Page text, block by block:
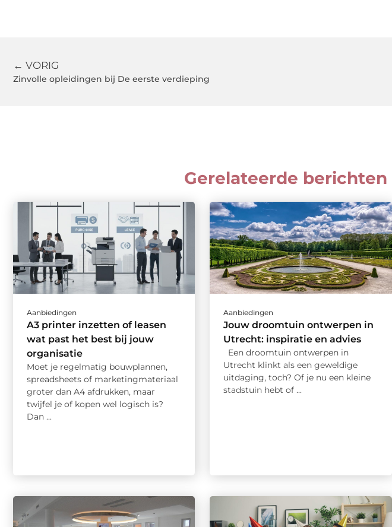
← VORIG
Zinvolle opleidingen bij De eerste verdieping
Gerelateerde berichten
Aanbiedingen
A3 printer inzetten of leasen
wat past het best bij jouw
organisatie
Moet je regelmatig bouwplannen,
spreadsheets of marketingmateriaal
groter dan A4 afdrukken, maar
twijfel je of kopen wel logisch is?
Dan ...
Aanbiedingen
Jouw droomtuin ontwerpen in
Utrecht: inspiratie en advies
Een droomtuin ontwerpen in
Utrecht klinkt als een geweldige
uitdaging, toch? Of je nu een kleine
stadstuin hebt of ...